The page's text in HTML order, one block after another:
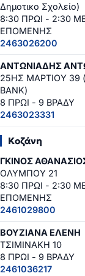
Δημοτικο Σχολείο)
8:30 ΠΡΩΙ - 2:30
ΕΠΟΜΕΝΗΣ
2463026200
ΑΝΤΩΝΙΑΔΗΣ
25ΗΣ ΜΑΡΤΙΟΥ 39
BANK)
8 ΠΡΩΙ - 9 ΒΡΑΔΥ
2463023331
Κοζάνη
ΓΚΙΝΟΣ
ΟΛΥΜΠΟΥ 21
8:30 ΠΡΩΙ - 2:30
ΕΠΟΜΕΝΗΣ
2461029800
ΒΟΥΖΙΑΝΑ ΕΛΕΝΗ
ΤΣΙΜΙΝΑΚΗ 10
8 ΠΡΩΙ - 9 ΒΡΑΔΥ
2461036217